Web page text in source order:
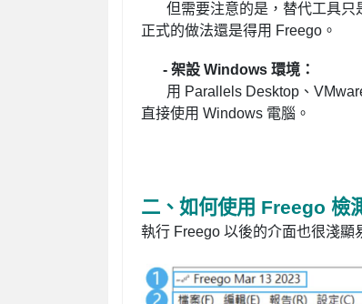
但需要注意的是，替代工具
正式的做法還是得用 Freego。
- 架設 Windows 環境 ：
用 Parallels Desktop、
直接使用 Windows 電腦。
二、如何使用 Freego 檢
執行 Freego 以後的介面也很淺顯